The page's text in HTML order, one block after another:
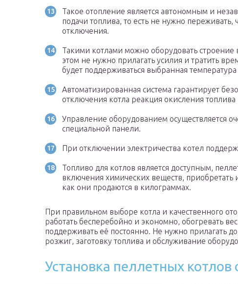
Такое отопление является автономным и
подачи топлива, то есть не нужно переживать,
отключения.
Такими котлами можно оборудовать строение
этом не нужно прилагать усилия и тратить
будет поддерживаться выбранная температура
Автоматизированная система гарантирует
отключения котла реакция окисления
Управление оборудованием осуществляется
специальной панели.
При отключении электричества котел
Топливо для котлов является доступным,
включения химических веществ, приобретать
как они продаются в килограммах.
При правильном выборе котла и качественного
работать бесперебойно и экономно, обогревать
поддерживать её постоянно. Не нужно прилагать
розжиг, заготовку топлива и обслуживание
Установка пеллетных